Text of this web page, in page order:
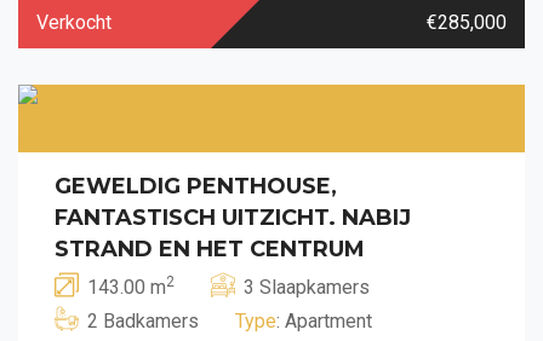
Verkocht €285,000
GEWELDIG PENTHOUSE,
FANTASTISCH UITZICHT. NABIJ
STRAND EN HET CENTRUM
143.00 m2
3 Slaapkamers
2 Badkamers
Type: Apartment